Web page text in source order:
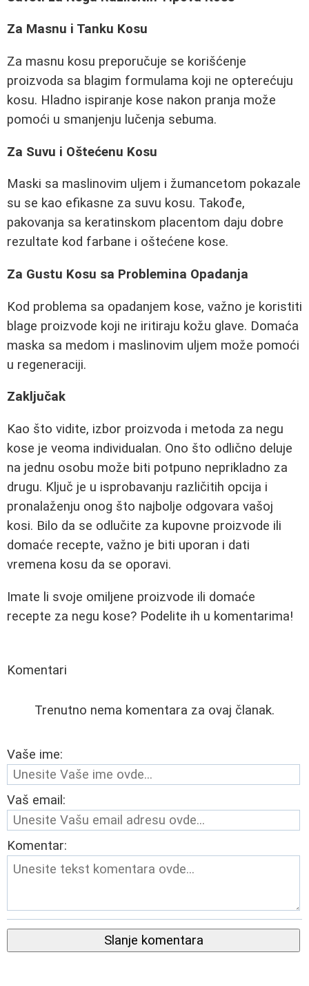
Za Masnu i Tanku Kosu
Za masnu kosu preporučuje se korišćenje
proizvoda sa blagim formulama koji ne opterećuju
kosu. Hladno ispiranje kose nakon pranja može
pomoći u smanjenju lučenja sebuma.
Za Suvu i Oštećenu Kosu
Maski sa maslinovim uljem i žumancetom pokazale
su se kao efikasne za suvu kosu. Takođe,
pakovanja sa keratinskom placentom daju dobre
rezultate kod farbane i oštećene kose.
Za Gustu Kosu sa Problemina Opadanja
Kod problema sa opadanjem kose, važno je koristiti
blage proizvode koji ne iritiraju kožu glave. Domaća
maska sa medom i maslinovim uljem može pomoći
u regeneraciji.
Zaključak
Kao što vidite, izbor proizvoda i metoda za negu
kose je veoma individualan. Ono što odlično deluje
na jednu osobu može biti potpuno neprikladno za
drugu. Ključ je u isprobavanju različitih opcija i
pronalaženju onog što najbolje odgovara vašoj
kosi. Bilo da se odlučite za kupovne proizvode ili
domaće recepte, važno je biti uporan i dati
vremena kosu da se oporavi.
Imate li svoje omiljene proizvode ili domaće
recepte za negu kose? Podelite ih u komentarima!
Komentari
Trenutno nema komentara za ovaj članak.
Vaše ime:
Vaš email:
Komentar:
Slanje komentara